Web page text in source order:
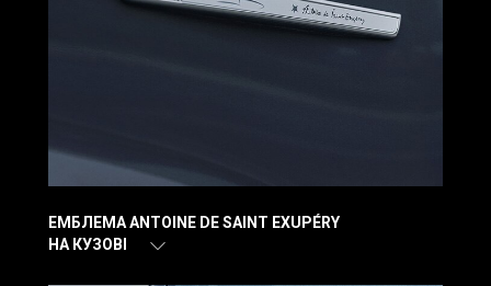
ЕМБЛЕМА ANTOINE DE SAINT EXUPÉRY
НА КУЗОВІ